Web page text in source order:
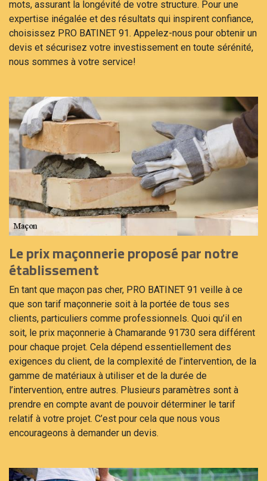
mots, assurant la longévité de votre structure. Pour une
expertise inégalée et des résultats qui inspirent confiance,
choisissez PRO BATINET 91. Appelez-nous pour obtenir un
devis et sécurisez votre investissement en toute sérénité,
nous sommes à votre service!
Le prix maçonnerie proposé par notre
établissement
En tant que maçon pas cher, PRO BATINET 91 veille à ce
que son tarif maçonnerie soit à la portée de tous ses
clients, particuliers comme professionnels. Quoi qu’il en
soit, le prix maçonnerie à Chamarande 91730 sera différent
pour chaque projet. Cela dépend essentiellement des
exigences du client, de la complexité de l’intervention, de la
gamme de matériaux à utiliser et de la durée de
l’intervention, entre autres. Plusieurs paramètres sont à
prendre en compte avant de pouvoir déterminer le tarif
relatif à votre projet. C’est pour cela que nous vous
encourageons à demander un devis.